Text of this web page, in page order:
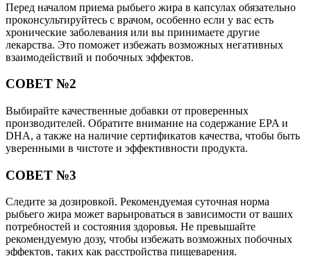
Перед началом приема рыбьего жира в капсулах обязательно
проконсультируйтесь с врачом, особенно если у вас есть
хронические заболевания или вы принимаете другие
лекарства. Это поможет избежать возможных негативных
взаимодействий и побочных эффектов.
СОВЕТ №2
Выбирайте качественные добавки от проверенных
производителей. Обратите внимание на содержание EPA и
DHA, а также на наличие сертификатов качества, чтобы быть
уверенными в чистоте и эффективности продукта.
СОВЕТ №3
Следите за дозировкой. Рекомендуемая суточная норма
рыбьего жира может варьироваться в зависимости от ваших
потребностей и состояния здоровья. Не превышайте
рекомендуемую дозу, чтобы избежать возможных побочных
эффектов, таких как расстройства пищеварения.